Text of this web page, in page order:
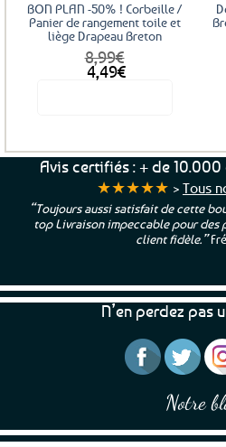
BON PLAN -50% ! Corbeille /
Panier de rangement toile et
liège Drapeau Breton
8,99€
Le
prix
4,49€
Le
prix
Avis certifiés : + de 10.000
★★★★★ > Tous
“Toujours aussi satisfait de cette
top Livraison impeccable pour des
client fidèle.”
N’en perdez pas
Notre